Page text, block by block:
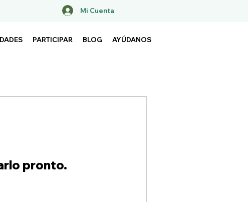
Mi Cuenta
PARTICIPAR BLOG AYÚDANOS
pronto.